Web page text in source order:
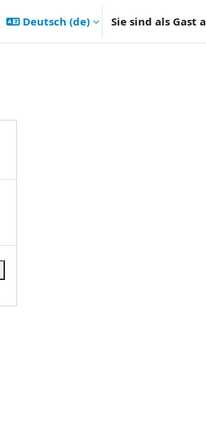
Deutsch ‎(de)‎ Sie sind als Gast